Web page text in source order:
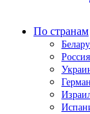
По странам
Россия